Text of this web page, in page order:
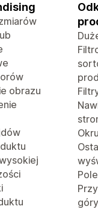
obrazu
góry